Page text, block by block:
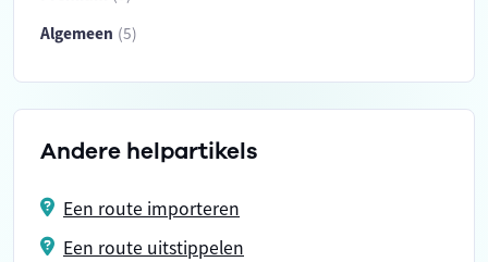
Algemeen (5)
Andere helpartikels
Een route importeren
Een route uitstippelen